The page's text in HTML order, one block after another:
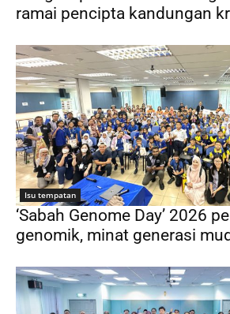
ramai pencipta kandungan
Isu tempatan
‘Sabah Genome Day’ 2026
genomik, minat generasi